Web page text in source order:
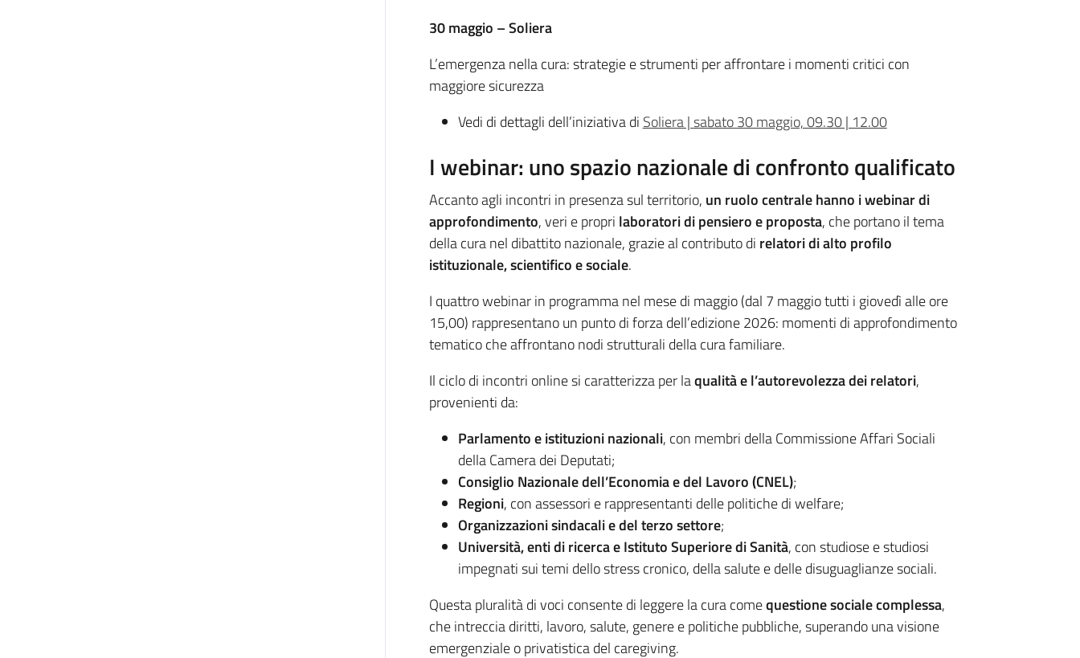
30 maggio – Soliera
L’emergenza nella cura: strategie e strumenti per affrontare i momenti critici con
maggiore sicurezza
Vedi di dettagli dell’iniziativa di Soliera | sabato 30 maggio, 09.30 | 12.00
I webinar: uno spazio nazionale di confronto qualificato
Accanto agli incontri in presenza sul territorio, un ruolo centrale hanno i webinar di
approfondimento, veri e propri laboratori di pensiero e proposta, che portano il tema
della cura nel dibattito nazionale, grazie al contributo di relatori di alto profilo
istituzionale, scientifico e sociale.
I quattro webinar in programma nel mese di maggio (dal 7 maggio tutti i giovedì alle ore
15,00) rappresentano un punto di forza dell’edizione 2026: momenti di approfondimento
tematico che affrontano nodi strutturali della cura familiare.
Il ciclo di incontri online si caratterizza per laqualità e l’autorevolezza dei relatori,
provenienti da:
Parlamento e istituzioni nazionali, con membri della Commissione Affari Sociali
della Camera dei Deputati;
Consiglio Nazionale dell’Economia e del Lavoro (CNEL);
Regioni, con assessori e rappresentanti delle politiche di welfare;
Organizzazioni sindacali e del terzo settore;
Università, enti di ricerca e Istituto Superiore di Sanità, con studiose e studiosi
impegnati sui temi dello stress cronico, della salute e delle disuguaglianze sociali.
Questa pluralità di voci consente di leggere la cura comequestione sociale complessa,
che intreccia diritti, lavoro, salute, genere e politiche pubbliche, superando una visione
emergenziale o privatistica del caregiving.